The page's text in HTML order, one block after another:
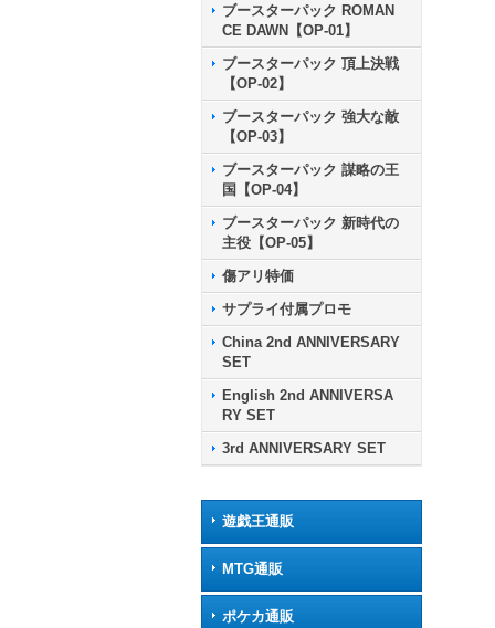
ブースターパック ROMAN
CE DAWN【OP-01】
ブースターパック 頂上決戦
【OP-02】
ブースターパック 強大な敵
【OP-03】
ブースターパック 謀略の王
国【OP-04】
ブースターパック 新時代の
主役【OP-05】
傷アリ特価
サプライ付属プロモ
China 2nd ANNIVERSARY
SET
English 2nd ANNIVERSA
RY SET
3rd ANNIVERSARY SET
遊戯王通販
MTG通販
ポケカ通販